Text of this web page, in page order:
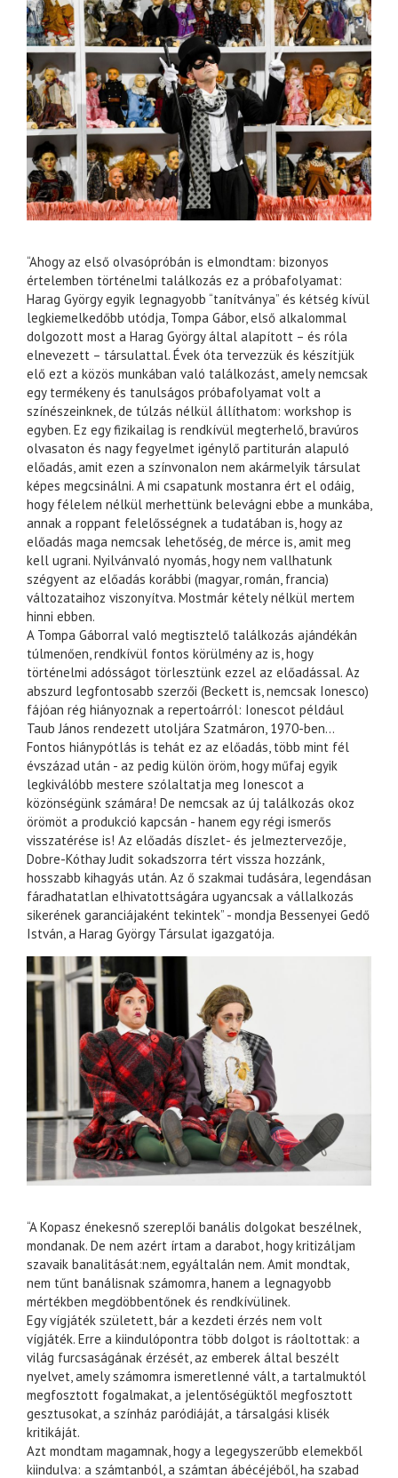
“Ahogy az első olvasópróbán is elmondtam: bizonyos
értelemben történelmi találkozás ez a próbafolyamat:
Harag György egyik legnagyobb “tanítványa” és kétség kívül
legkiemelkedőbb utódja, Tompa Gábor, első alkalommal
dolgozott most a Harag György által alapított – és róla
elnevezett – társulattal. Évek óta tervezzük és készítjük
elő ezt a közös munkában való találkozást, amely nemcsak
egy termékeny és tanulságos próbafolyamat volt a
színészeinknek, de túlzás nélkül állíthatom: workshop is
egyben. Ez egy fizikailag is rendkívül megterhelő, bravúros
olvasaton és nagy fegyelmet igénylő partiturán alapuló
előadás, amit ezen a színvonalon nem akármelyik társulat
képes megcsinálni. A mi csapatunk mostanra ért el odáig,
hogy félelem nélkül merhettünk belevágni ebbe a munkába,
annak a roppant felelősségnek a tudatában is, hogy az
előadás maga nemcsak lehetőség, de mérce is, amit meg
kell ugrani. Nyilvánvaló nyomás, hogy nem vallhatunk
szégyent az előadás korábbi (magyar, román, francia)
változataihoz viszonyítva. Mostmár kétely nélkül mertem
hinni ebben.
A Tompa Gáborral való megtisztelő találkozás ajándékán
túlmenően, rendkívül fontos körülmény az is, hogy
történelmi adósságot törlesztünk ezzel az előadással. Az
abszurd legfontosabb szerzői (Beckett is, nemcsak Ionesco)
fájóan rég hiányoznak a repertoárról: Ionescot például
Taub János rendezett utoljára Szatmáron, 1970-ben…
Fontos hiánypótlás is tehát ez az előadás, több mint fél
évszázad után - az pedig külön öröm, hogy műfaj egyik
legkiválóbb mestere szólaltatja meg Ionescot a
közönségünk számára! De nemcsak az új találkozás okoz
örömöt a produkció kapcsán - hanem egy régi ismerős
visszatérése is! Az előadás díszlet- és jelmeztervezője,
Dobre-Kóthay Judit sokadszorra tért vissza hozzánk,
hosszabb kihagyás után. Az ő szakmai tudására, legendásan
fáradhatatlan elhivatottságára ugyancsak a vállalkozás
sikerének garanciájaként tekintek” - mondja Bessenyei Gedő
István, a Harag György Társulat igazgatója.
“A Kopasz énekesnő szereplői banális dolgokat beszélnek,
mondanak. De nem azért írtam a darabot, hogy kritizáljam
szavaik banalitását:nem, egyáltalán nem. Amit mondtak,
nem tűnt banálisnak számomra, hanem a legnagyobb
mértékben megdöbbentőnek és rendkívülinek.
Egy vígjáték született, bár a kezdeti érzés nem volt
vígjáték. Erre a kiindulópontra több dolgot is ráoltottak: a
világ furcsaságának érzését, az emberek által beszélt
nyelvet, amely számomra ismeretlenné vált, a tartalmuktól
megfosztott fogalmakat, a jelentőségüktől megfosztott
gesztusokat, a színház paródiáját, a társalgási klisék
kritikáját.
Azt mondtam magamnak, hogy a legegyszerűbb elemekből
kiindulva: a számtanból, a számtan ábécéjéből, ha szabad